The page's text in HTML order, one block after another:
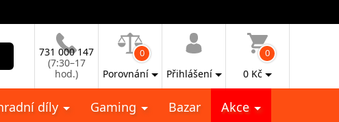
731 000 147
(7:30–17
hod.)
0
Porovnání Přihlášení
0
0 Kč
díly Gaming Bazar Akce